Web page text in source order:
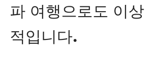
파 여행으로도 이상
적입니다.